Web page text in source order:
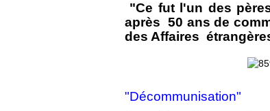
"Ce fut l'un des
après 50 ans de
des Affaires
"Décommunisation"